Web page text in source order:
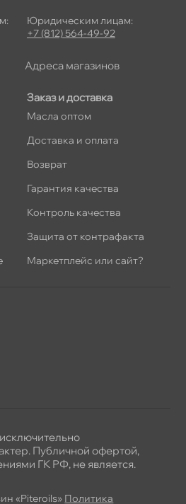
Заказ и доставка
Масла оптом
Доставка и оплата
озврат
Гарантия качества
Контроль качества
Защита от контрафакта
Маркетплейс или сайт?
Юридическим лицам:
+7 (812) 564-49-92
Адреса магазино
«Piteroils» Политика
Публичной офертой,
ГК РФ, не является.